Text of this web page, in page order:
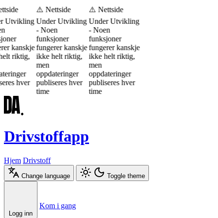
Utvikling
kanskje
riktig,
hver
⚠️ Nettside
Under Utvikling
- Noen
funksjoner
fungerer kanskje
ikke helt riktig,
men
oppdateringer
publiseres hver
time
⚠️ Nettside
Under Utvikling
- Noen
funksjoner
fungerer kanskje
ikke helt riktig,
men
oppdateringer
publiseres hver
time
Drivstoffapp
Hjem Drivstoff
Change language Toggle theme
Logg inn
Kom i gang